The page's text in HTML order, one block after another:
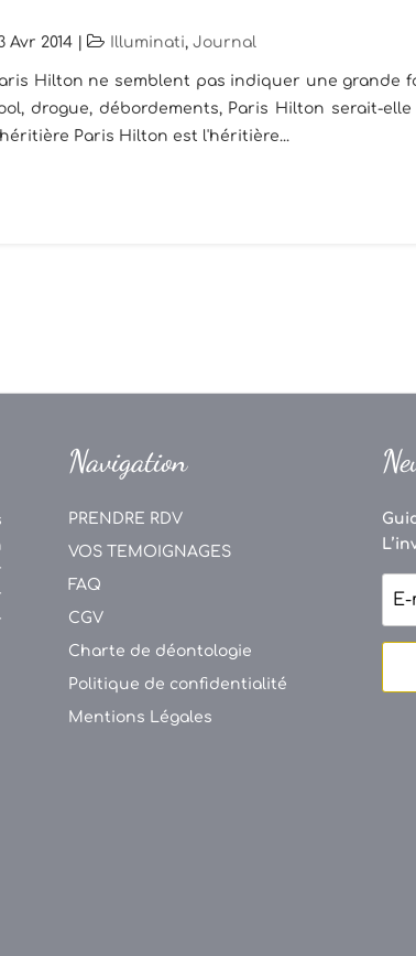
Avr 2014 Illuminati, Journal
Hilton ne semblent pas indiquer une grande
drogue, débordements, Paris Hilton serait-
Paris Hilton est l'héritière...
Navigation
PRENDRE RDV
VOS TEMOIGNAGES
FAQ
CGV
Charte de déontologie
Politique de confidentialité
Mentions Légales